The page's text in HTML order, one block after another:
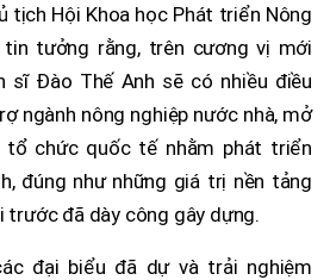
tịch Hội Khoa học Phát triển Nông
tưởng rằng, trên cương vị mới
sĩ Đào Thế Anh sẽ có nhiều điều
ngành nông nghiệp nước nhà, mở
chức quốc tế nhằm phát triển
đúng như những giá trị nền tảng
trước đã dày công gây dựng.
đại biểu đã dự và trải nghiệm